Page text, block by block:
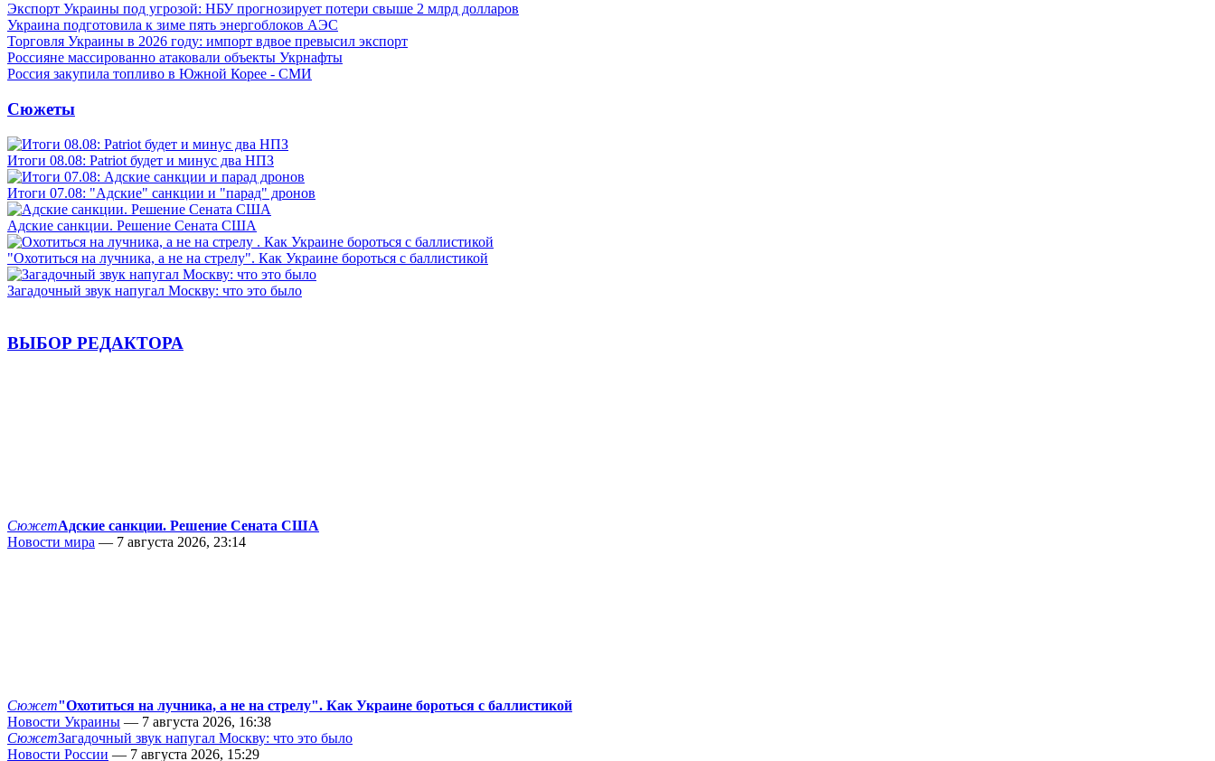
Экспорт Украины под угрозой: НБУ прогнозирует потери свыше 2 млрд долларов
Украина подготовила к зиме пять энергоблоков АЭС
Торговля Украины в 2026 году: импорт вдвое превысил экспорт
Россияне массированно атаковали объекты Укрнафты
Россия закупила топливо в Южной Корее - СМИ
Сюжеты
Итоги 08.08: Patriot будет и минус два НПЗ
Итоги 07.08: "Адские" санкции и "парад" дронов
Адские санкции. Решение Сената США
"Охотиться на лучника, а не на стрелу". Как Украине бороться с баллистикой
Загадочный звук напугал Москву: что это было
ВЫБОР РЕДАКТОРА
СюжетАдские санкции. Решение Сената США
Новости мира — 7 августа 2026, 23:14
Сюжет"Охотиться на лучника, а не на стрелу". Как Украине бороться с баллистикой
Новости Украины — 7 августа 2026, 16:38
СюжетЗагадочный звук напугал Москву: что это было
Новости России — 7 августа 2026, 15:29